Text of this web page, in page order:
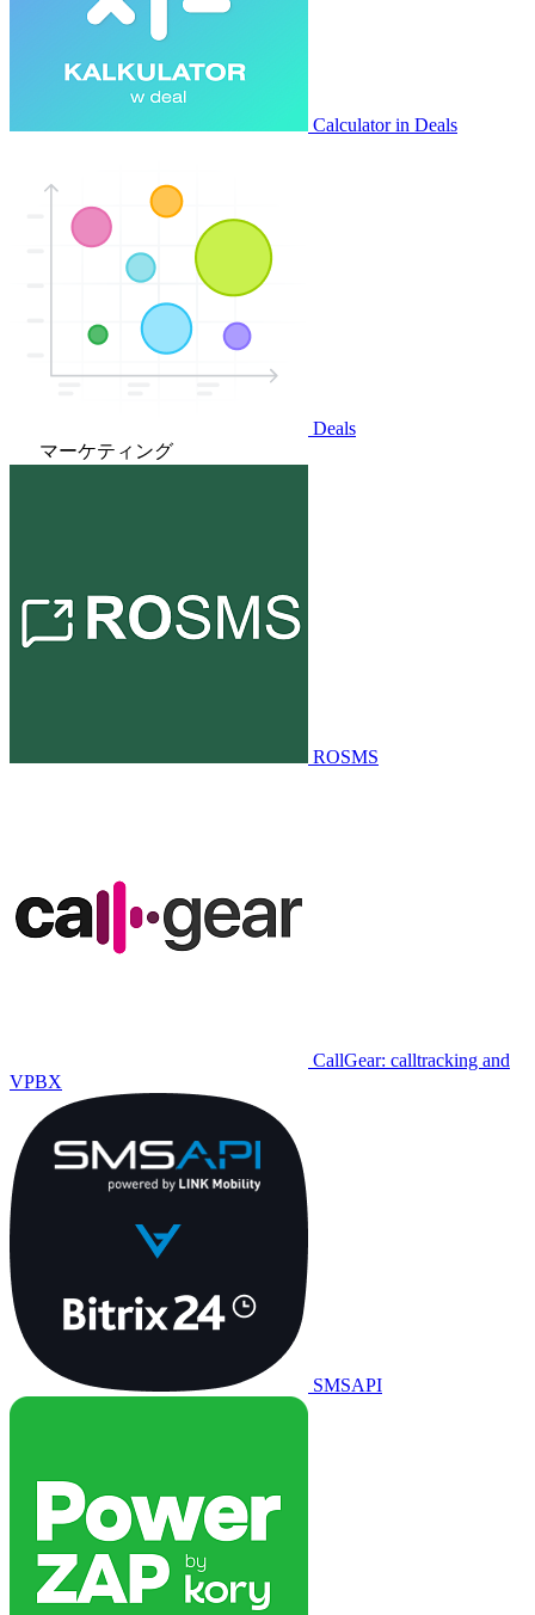
Calculator in Deals
Deals
マーケティング
ROSMS
CallGear: calltracking and
VPBX
SMSAPI